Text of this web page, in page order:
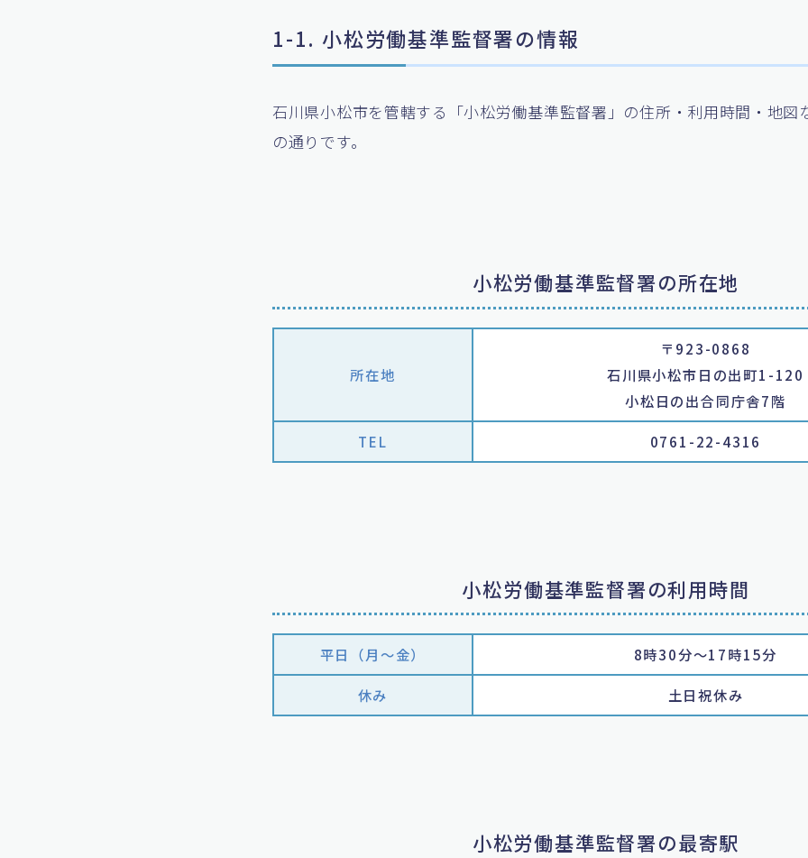
1-1. 小松労働基準監督署の情報
石川県小松市を管轄する「小松労働基準監督署」の住所・利用時間・地図
の通りです。
小松労働基準監督署の所在地
所在地
〒923-0868
石川県小松市日の出町1-120
小松日の出合同庁舎7階
TEL 0761-22-4316
小松労働基準監督署の利用時間
平日（月〜金） 8時30分～17時15分
休み 土日祝休み
小松労働基準監督署の最寄駅